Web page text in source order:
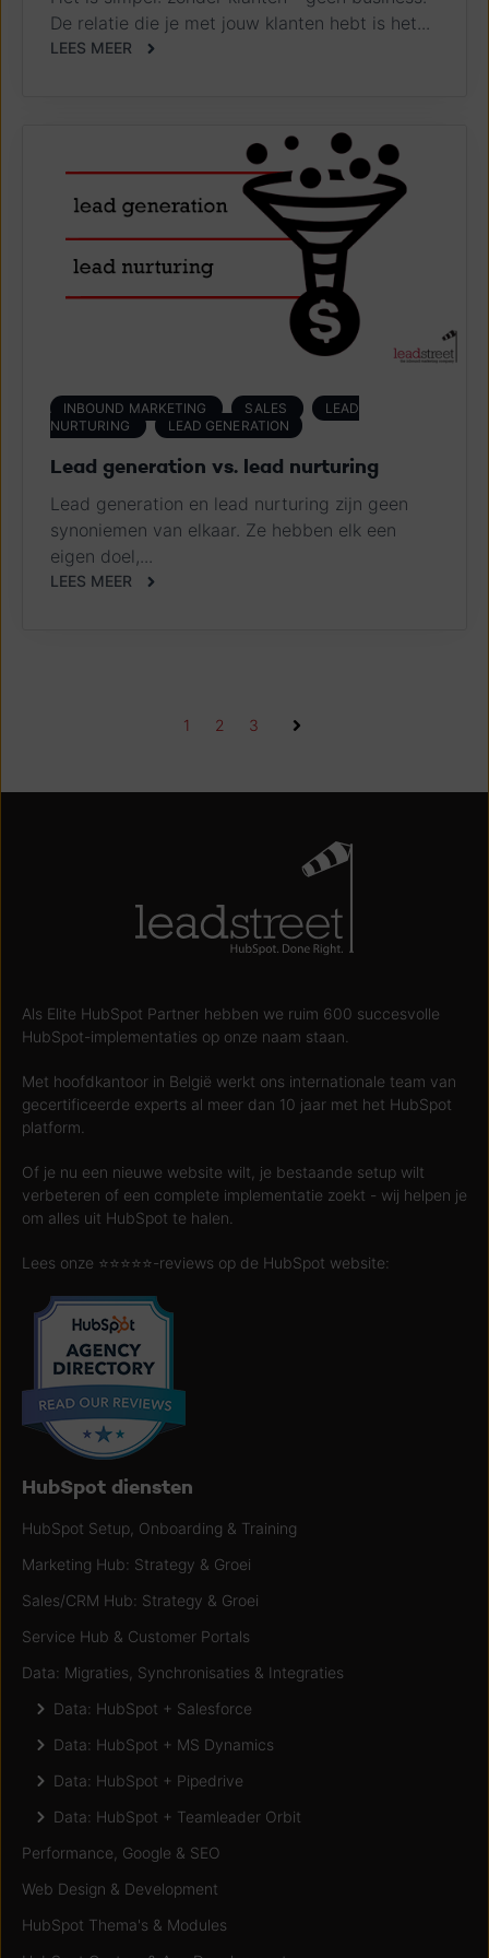
De relatie die je met jouw klanten hebt is het...
LEES MEER
INBOUND MARKETING SALES
LEAD
NURTURING
LEAD GENERATION
Lead generation vs. lead nurturing
Lead generation en lead nurturing zijn geen
synoniemen van elkaar. Ze hebben elk een
eigen doel,...
LEES MEER
1 2 3
Als Elite HubSpot Partner hebben we ruim 600 succesvolle
HubSpot-implementaties op onze naam staan.
Met hoofdkantoor in België werkt ons internationale team van
gecertificeerde experts al meer dan 10 jaar met het HubSpot
platform.
Of je nu een nieuwe website wilt, je bestaande setup wilt
verbeteren of een complete implementatie zoekt - wij helpen je
om alles uit HubSpot te halen.
Lees onze ⭐️⭐️⭐️⭐️⭐️-reviews op de HubSpot website:
HubSpot diensten
HubSpot Setup, Onboarding & Training
Marketing Hub: Strategy & Groei
Sales/CRM Hub: Strategy & Groei
Service Hub & Customer Portals
Data: Migraties, Synchronisaties & Integraties
Data: HubSpot + Salesforce
Data: HubSpot + MS Dynamics
Data: HubSpot + Pipedrive
Data: HubSpot + Teamleader Orbit
Performance, Google & SEO
Web Design & Development
HubSpot Thema's & Modules